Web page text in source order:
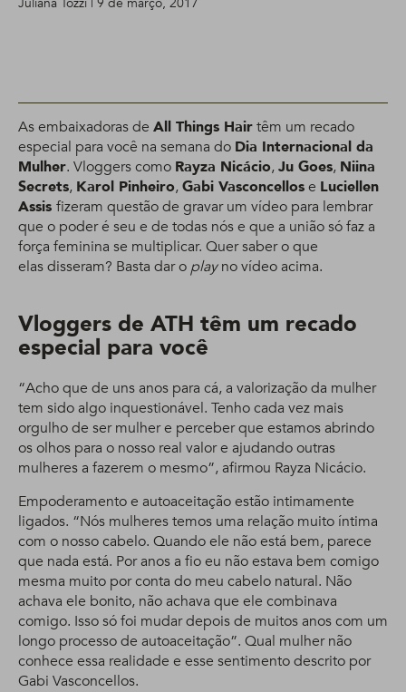
As embaixadoras de All Things Hairtêm um recado
especial para você na semana do Dia Internacional da
Mulher. Vloggers como Rayza Nicácio,Ju Goes, Niina
Secrets, Karol Pinheiro,Gabi Vasconcellose Luciellen
Assis fizeram questão de gravar um vídeo para lembrar
que o poder é seu e de todas nós e que a união só faz a
força feminina se multiplicar. Quer saber o que
elas disseram? Basta dar o playno vídeo acima.
Vloggers de ATH têm um recado
especial para você
“Acho que de uns anos para cá, a valorização da mulher
tem sido algo inquestionável. Tenho cada vez mais
orgulho de ser mulher e perceber que estamos abrindo
os olhos para o nosso real valor e ajudando outras
mulheres a fazerem o mesmo”, afirmou Rayza Nicácio.
Empoderamento e autoaceitação estão intimamente
ligados. “Nós mulheres temos uma relação muito íntima
com o nosso cabelo. Quando ele não está bem, parece
que nada está. Por anos a fio eu não estava bem comigo
mesma muito por conta do meu cabelo natural. Não
achava ele bonito, não achava que ele combinava
comigo. Isso só foi mudar depois de muitos anos com um
longo processo de autoaceitação”. Qual mulher não
conhece essa realidade e esse sentimento descrito por
Gabi Vasconcellos.